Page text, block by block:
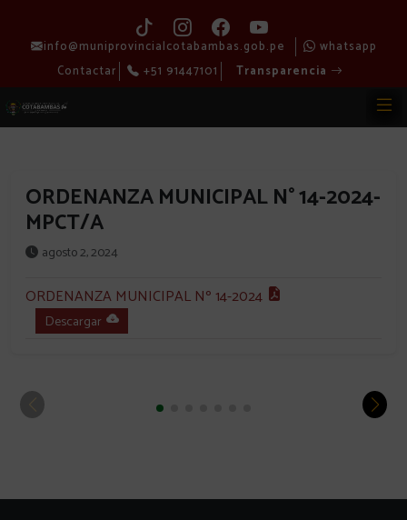
info@muniprovincialcotabambas.gob.pe
whatsapp
Contactar
+51 91447101 Transparencia
ORDENANZA MUNICIPAL N° 14-2024-
MPCT/A
agosto 2, 2024
ORDENANZA MUNICIPAL Nº 14-2024
Descargar